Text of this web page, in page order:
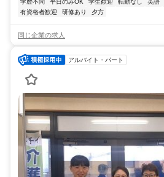
学歴不問
平日のみOK 学生歓迎 転勤なし 英語
有資格者歓迎
研修あり 夕方
同じ企業の求人
アルバイト・パート